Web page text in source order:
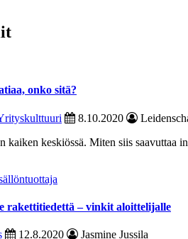
onko sitä?
8.10.2020
kaiken keskiössä. Miten siis
rakettitiedettä – vinkit aloittelijalle
12.8.2020
Jasmine Jussila